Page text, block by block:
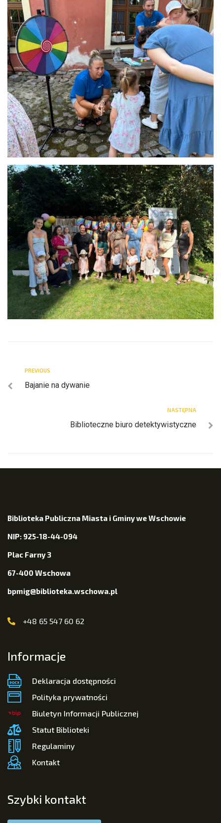
PREVIOUS
Bajanie na dywanie
NASTĘPNA
Biblioteczne biuro detektywistyczne
Biblioteka Publiczna Miasta i Gminy we Wschowie
NIP: 925-18-44-094
Plac Farny 3
67-400 Wschowa
bpmig@biblioteka.wschowa.pl
+48 65 547 60 62
Informacje
Deklaracja dostępności
Polityka prywatności
Biuletyn Informacji Publicznej
Statut Biblioteki
Regulaminy
Kontakt
Szybki kontakt